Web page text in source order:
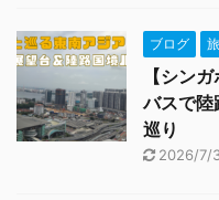
ブログ
【シン
バスで陸
巡り
2026/7/